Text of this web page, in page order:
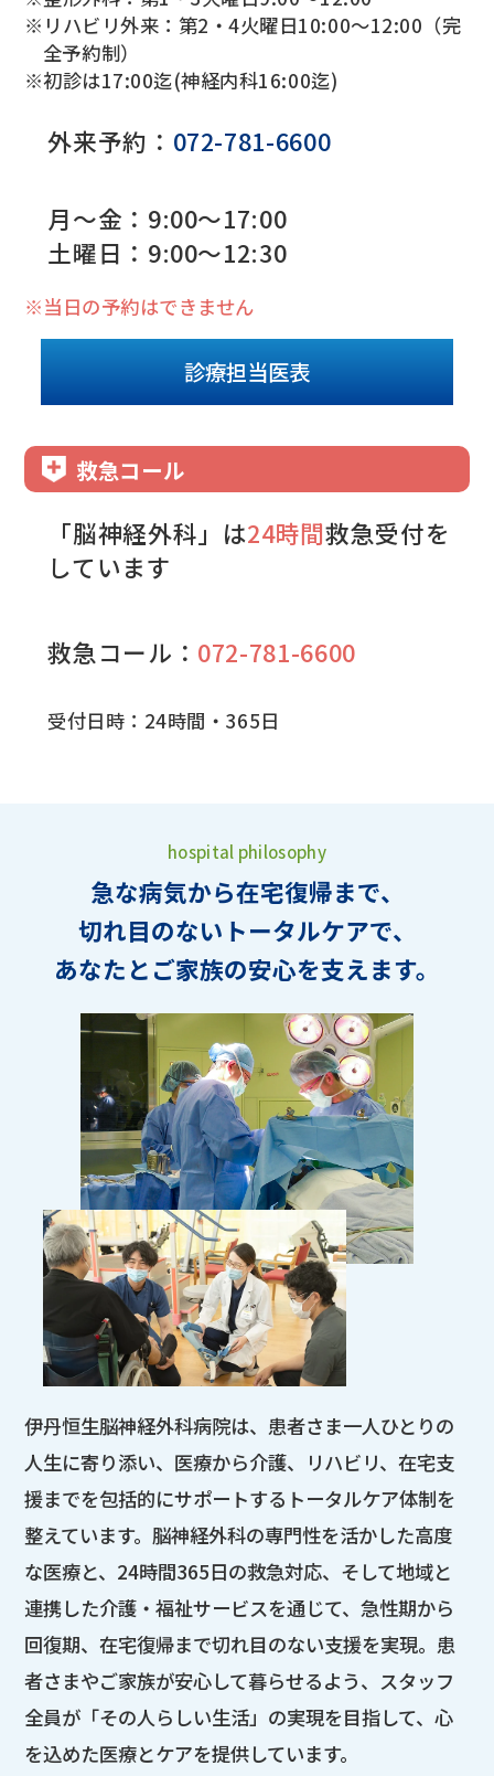
※リハビリ外来：第2・4火曜日10:00～12:00（完
全予約制）
※初診は17:00迄(神経内科16:00迄)
外来予約： 072-781-6600
月～金：9:00〜17:00
土曜日：9:00〜12:30
※当日の予約はできません
診療担当医表
救急コール
「脳神経外科」は24時間救急受付を
しています
救急コール： 072-781-6600
受付日時：24時間・365日
hospital philosophy
急な病気から在宅復帰まで、
切れ目のないトータルケアで、
あなたとご家族の安心を支えます。
伊丹恒生脳神経外科病院は、患者さま一人ひとりの
人生に寄り添い、医療から介護、リハビリ、在宅支
援までを包括的にサポートするトータルケア体制を
整えています。脳神経外科の専門性を活かした高度
な医療と、24時間365日の救急対応、そして地域と
連携した介護・福祉サービスを通じて、急性期から
回復期、在宅復帰まで切れ目のない支援を実現。患
者さまやご家族が安心して暮らせるよう、スタッフ
全員が「その人らしい生活」の実現を目指して、心
を込めた医療とケアを提供しています。